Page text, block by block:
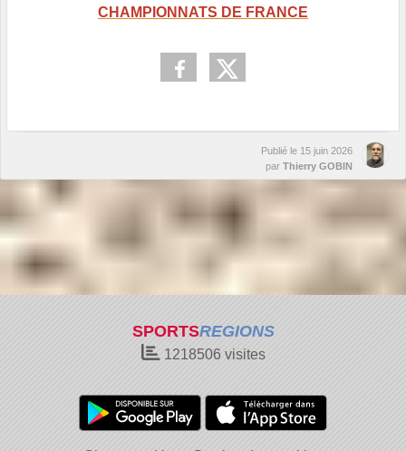
CHAMPIONNATS DE FRANCE
Publié le 15 juin 2026
par Thierry GOBIN
SPORTSREGIONS
1218506 visites